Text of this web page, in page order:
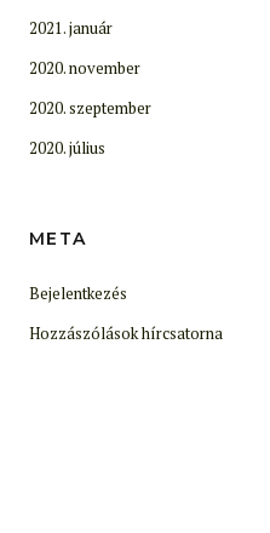
2021. január
2020. november
2020. szeptember
2020. július
META
Bejelentkezés
Hozzászólások hírcsatorna